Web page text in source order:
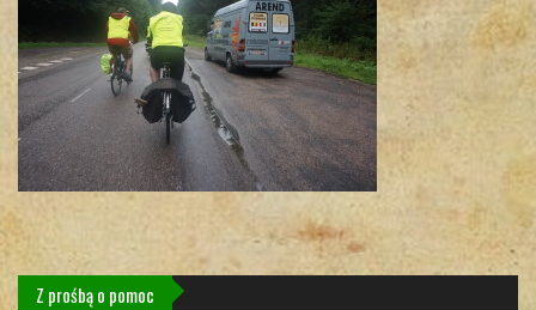
Z prośbą o pomoc